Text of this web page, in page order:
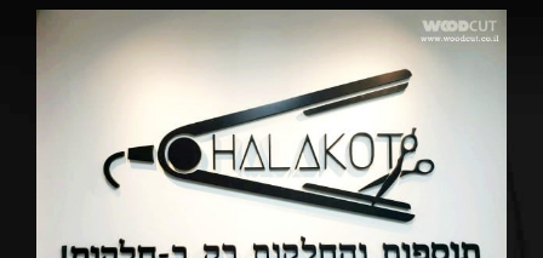
View
Larger